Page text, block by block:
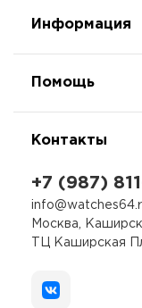
Информация
Помощь
Контакты
+7 (987)
Москва,
ТЦ Каширская